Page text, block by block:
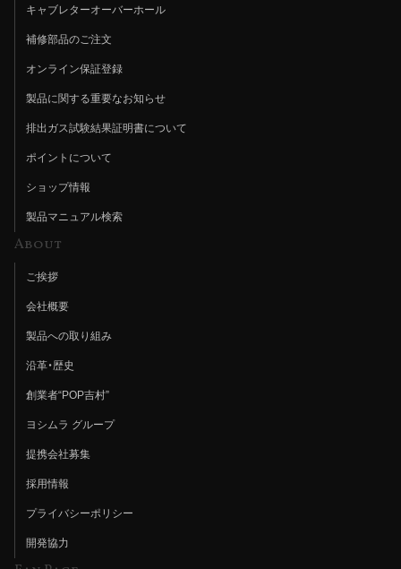
キャブレターオーバーホール
補修部品のご注文
オンライン保証登録
製品に関する重要なお知らせ
排出ガス試験結果証明書について
ポイントについて
ショップ情報
製品マニュアル検索
About
ご挨拶
会社概要
製品への取り組み
沿革・歴史
創業者“POP吉村”
ヨシムラ グループ
提携会社募集
採用情報
プライバシーポリシー
開発協力